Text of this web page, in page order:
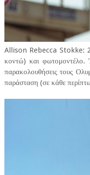
Allison Rebecca Stokke:
κοντώ) και φωτομοντέλο.
παρακολουθήσεις τους
παράσταση (σε κάθε